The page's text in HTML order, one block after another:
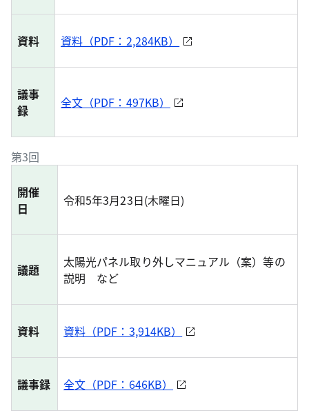
資料 資料（PDF：2,284KB）
議事
録
全文（PDF：497KB）
第3回
開催
日
令和5年3月23日(木曜日)
議題
太陽光パネル取り外しマニュアル（案）等の
説明 など
資料 資料（PDF：3,914KB）
議事録 全文（PDF：646KB）